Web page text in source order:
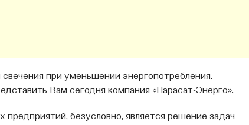
при уменьшении энергопотребления.
Вам сегодня компания «Парасат-Энерго».
безусловно, является решение задач